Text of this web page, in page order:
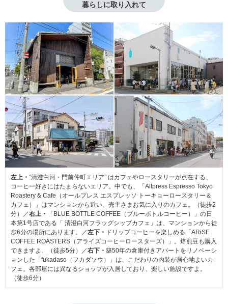
暮らしに取り入れて
左上・ “清澄白河・門前仲町エリア” はカフェやロースタリーが点在する、
コーヒー好きにはたまらないエリア。中でも、「Allpress Espresso Tokyo
Roastery & Cafe（オールプレス エスプレッソ トーキョーロースタリー＆
カフェ）」はマンションから近い、売主さまお気に入りのカフェ。（徒歩2
分）／右上・
「BLUE BOTTLE COFFEE（ブルーボトルコーヒー）」の日
本第1号店である「 清澄白河フラッグシップカフェ」は、マンションから徒
歩6分の場所にあります。／左下・ ドリップコーヒーを楽しめる「ARiSE
COFFEE ROASTERS（アライズコーヒーロースターズ）」。焙煎豆も購入
できますよ。（徒歩5分）／右下・ 築50年の倉庫付きアパートをリノベーシ
ョンした「fukadaso（フカダソウ）」は、こだわりの内装が居心地よいカ
フェ。各部屋には異なるショップが入居しており、楽しい施設ですよ。
（徒歩6分）